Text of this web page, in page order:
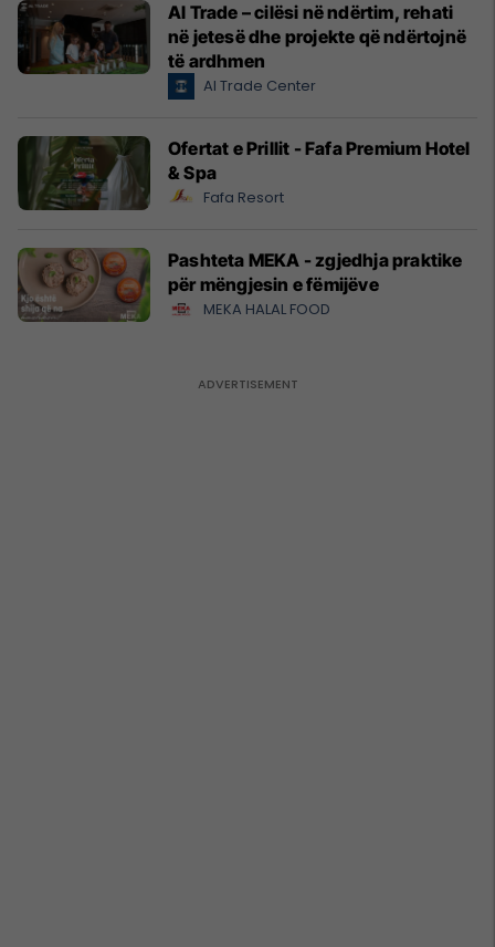
Al Trade – cilësi në ndërtim, rehati
në jetesë dhe projekte që ndërtojnë
të ardhmen
Al Trade Center
Ofertat e Prillit - Fafa Premium Hotel
& Spa
Fafa Resort
Pashteta MEKA - zgjedhja praktike
për mëngjesin e fëmijëve
MEKA HALAL FOOD